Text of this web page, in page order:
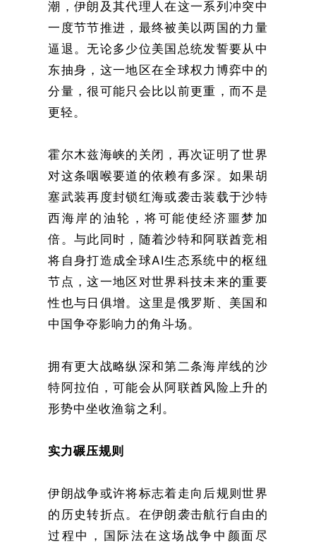
潮，伊朗及其代理人在这一系列冲突中
一度节节推进，最终被美以两国的力量
逼退。无论多少位美国总统发誓要从中
东抽身，这一地区在全球权力博弈中的
分量，很可能只会比以前更重，而不是
更轻。
霍尔木兹海峡的关闭，再次证明了世界
对这条咽喉要道的依赖有多深。如果胡
塞武装再度封锁红海或袭击装载于沙特
西海岸的油轮，将可能使经济噩梦加
倍。与此同时，随着沙特和阿联酋竞相
将自身打造成全球AI生态系统中的枢纽
节点，这一地区对世界科技未来的重要
性也与日俱增。这里是俄罗斯、美国和
中国争夺影响力的角斗场。
拥有更大战略纵深和第二条海岸线的沙
特阿拉伯，可能会从阿联酋风险上升的
形势中坐收渔翁之利。
实力碾压规则
伊朗战争或许将标志着走向后规则世界
的历史转折点。在伊朗袭击航行自由的
过程中，国际法在这场战争中颜面尽